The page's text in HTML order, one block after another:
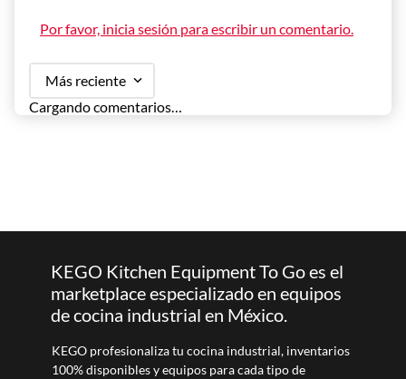
Por favor, inicia sesión para escribir un comentario.
Más reciente
Cargando comentarios…
KEGO Kitchen Equipment To Go es el
marketplace especializado en equipos
de cocina industrial en México.
KEGO profesionaliza tu cocina industrial, inventarios
100% disponibles y equipos para cada tipo de